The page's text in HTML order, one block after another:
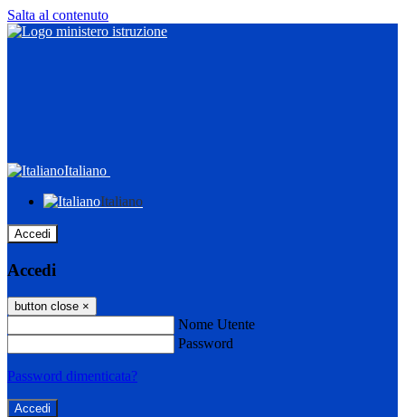
Salta al contenuto
Italiano
Italiano
Accedi
Accedi
button close ×
Nome Utente
Password
Password dimenticata?